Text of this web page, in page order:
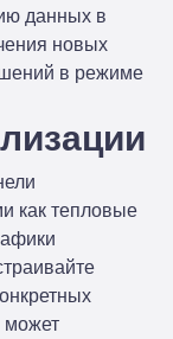
данных в
новых
в режиме
как тепловые
может